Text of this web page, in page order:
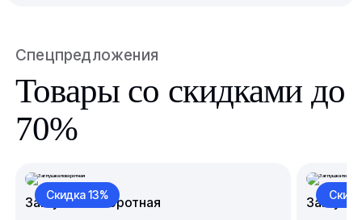
Спецпредложения
Товары со скидками до
70%
Скидка 13%
Заглушка поворотная